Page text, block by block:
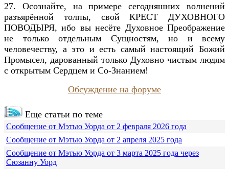
27. Осознайте, на примере сегодняшних волнений
разъярённой толпы, свой КРЕСТ ДУХОВНОГО
ПОВОДЫРЯ, ибо вы несёте Духовное Преображение
не только отдельным Сущностям, но и всему
человечеству, а это и есть самый настоящий Божий
Промысел, дарованный только Духовно чистым людям
с открытым Сердцем и Со-Знанием!
Обсуждение на форуме
Еще статьи по теме
Сообщение от Мэтью Уорда от 2 февраля 2026 года
Сообщение от Мэтью Уорда от 2 апреля 2025 года
Сообщение от Мэтью Уорда от 3 марта 2025 года через
Сюзанну Уорд